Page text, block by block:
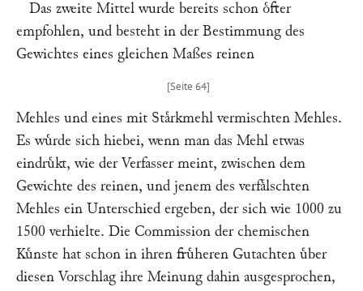
Das zweite Mittel wurde bereits schon oͤfter
empfohlen, und besteht in der Bestimmung des
Gewichtes eines gleichen Maßes reinen
Mehles und eines mit Staͤrkmehl vermischten Mehles.
Es wuͤrde sich hiebei, wenn man das Mehl etwas
eindruͤkt, wie der Verfasser meint, zwischen dem
Gewichte des reinen, und jenem des verfaͤlschten
Mehles ein Unterschied ergeben, der sich wie 1000 zu
1500 verhielte. Die Commission der chemischen
Kuͤnste hat schon in ihren fruͤheren Gutachten uͤber
diesen Vorschlag ihre Meinung dahin ausgesprochen,